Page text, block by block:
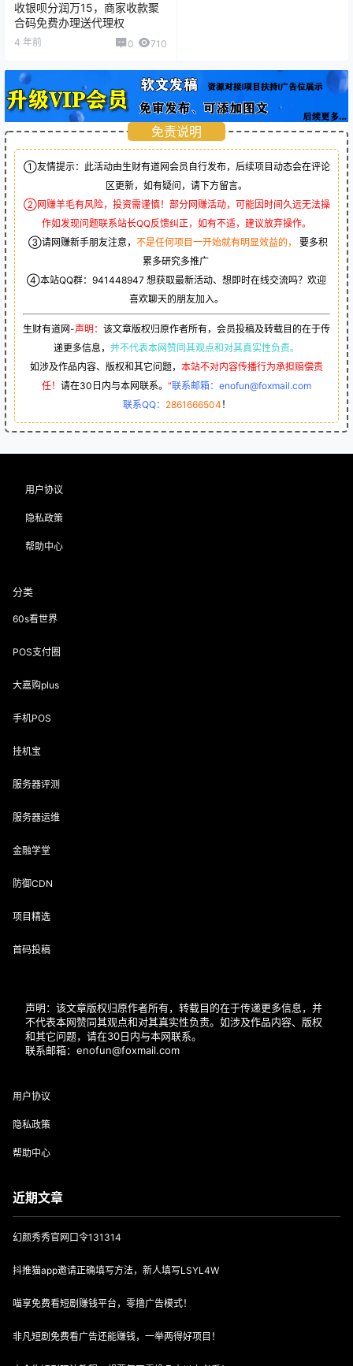
收银呗分润万15，商家收款聚
合码免费办理送代理权
4 年前 0 710
免责说明
①友情提示：此活动由生财有道网会员自行发布，后续项目动态会在评论
区更新，如有疑问，请下方留言。
②网赚羊毛有风险，投资需谨慎！部分网赚活动，可能因时间久远无法操
作如发现问题联系站长QQ反馈纠正，如有不适，建议放弃操作。
③请网赚新手朋友注意， 不是任何项目一开始就有明显效益的，
要多积
累多研究多推广
④本站QQ群： 941448947 想获取最新活动、想即时在线交流吗？欢迎
喜欢聊天的朋友加入。
生财有道网-声明： 该文章版权归原作者所有，会员投稿及转载目的在于传
递更多信息， 并不代表本网赞同其观点和对其真实性负责。
如涉及作品内容、版权和其它问题， 本站不对内容传播行为承担赔偿责
任！ 请在30日内与本网联系。 “联系邮箱：enofun@foxmail.com
联系QQ： 2861666504 ！
用户协议
隐私政策
帮助中心
分类
60s看世界
POS支付圈
大嘉购plus
手机POS
挂机宝
服务器评测
服务器运维
金融学堂
防御CDN
项目精选
首码投稿
声明：该文章版权归原作者所有，转载目的在于传递更多信息，并
不代表本网赞同其观点和对其真实性负责。如涉及作品内容、版权
和其它问题，请在30日内与本网联系。
联系邮箱：enofun@foxmail.com
用户协议
隐私政策
帮助中心
近期文章
幻颜秀秀官网口令131314
抖推猫app邀请正确填写方法，新人填写LSYL4W
喵享免费看短剧赚钱平台，零撸广告模式！
非凡短剧免费看广告还能赚钱，一举两得好项目！